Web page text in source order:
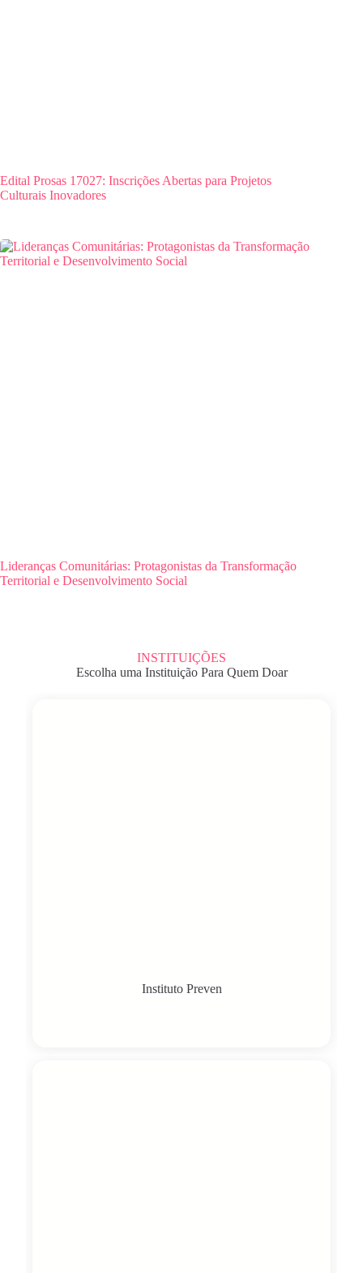
Edital Prosas 17027: Inscrições Abertas para Projetos
Culturais Inovadores
Lideranças Comunitárias: Protagonistas da Transformação
Territorial e Desenvolvimento Social
INSTITUIÇÕES
Escolha uma Instituição Para Quem Doar
Instituto Preven